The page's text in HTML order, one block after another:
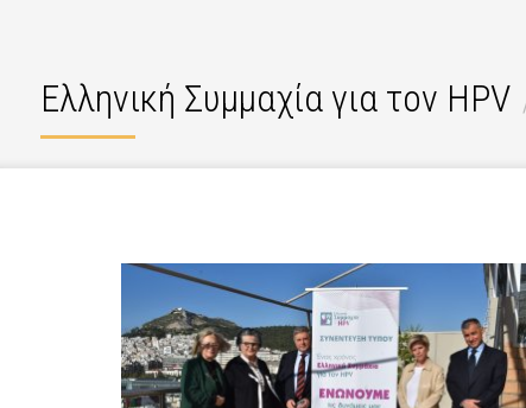
Ελληνική Συμμαχία για τον HPV